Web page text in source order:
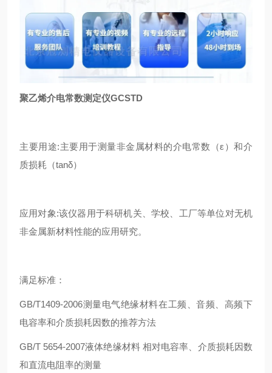
聚乙烯介电常数测定仪GCSTD
主要用途:主要用于测量非金属材料的介电常数（ε）和介
质损耗（tanδ）
应用对象:该仪器用于科研机关、学校、工厂等单位对无机
非金属新材料性能的应用研究。
满足标准：
GB/T1409-2006测量电气绝缘材料在工频、音频、高频下
电容率和介质损耗因数的推荐方法
GB/T 5654-2007液体绝缘材料 相对电容率、介质损耗因数
和直流电阻率的测量